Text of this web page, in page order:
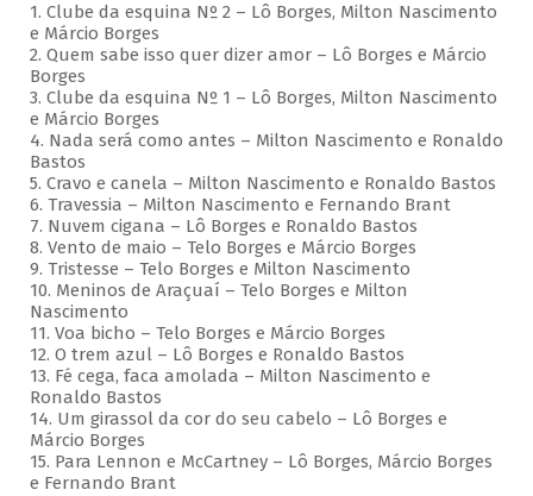
1. Clube da esquina Nº 2 – Lô Borges, Milton Nascimento
e Márcio Borges
2. Quem sabe isso quer dizer amor – Lô Borges e Márcio
Borges
3. Clube da esquina Nº 1 – Lô Borges, Milton Nascimento
e Márcio Borges
4. Nada será como antes – Milton Nascimento e Ronaldo
Bastos
5. Cravo e canela – Milton Nascimento e Ronaldo Bastos
6. Travessia – Milton Nascimento e Fernando Brant
7. Nuvem cigana – Lô Borges e Ronaldo Bastos
8. Vento de maio – Telo Borges e Márcio Borges
9. Tristesse – Telo Borges e Milton Nascimento
10. Meninos de Araçuaí – Telo Borges e Milton
Nascimento
11. Voa bicho – Telo Borges e Márcio Borges
12. O trem azul – Lô Borges e Ronaldo Bastos
13. Fé cega, faca amolada – Milton Nascimento e
Ronaldo Bastos
14. Um girassol da cor do seu cabelo – Lô Borges e
Márcio Borges
15. Para Lennon e McCartney – Lô Borges, Márcio Borges
e Fernando Brant